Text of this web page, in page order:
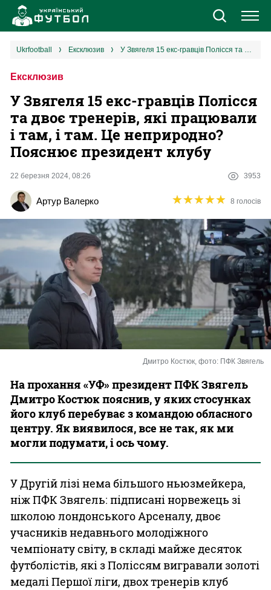
Новини
Єврокубки
УПЛ
Різне
Букмекери
Казино
ukrfootball ексклюзив У Звягеля 15 екс-гравців Полісся та двоє тренерів, які працювали і там, і там. Це неприродно? Пояснює президент клубу
Ексклюзив
У Звягеля 15 екс-гравців Полісся
та двоє тренерів, які працювали
і там, і там. Це неприродно?
Пояснює президент клубу
22 березня 2024, 08:26 3953
Артур Валерко ★★★★★
★★★★★ 8 голосів
Дмитро Костюк, фото: ПФК Звягель
На прохання «УФ» президент ПФК Звягель
Дмитро Костюк пояснив, у яких стосунках
його клуб перебуває з командою обласного
центру. Як виявилося, все не так, як ми
могли подумати, і ось чому.
У Другій лізі нема більшого ньюзмейкера,
ніж ПФК Звягель: підписані норвежець зі
школою лондонського Арсеналу, двоє
учасників недавнього молодіжного
чемпіонату світу, в складі майже десяток
футболістів, які з Поліссям вигравали золоті
медалі Першої ліги, двох тренерів клуб